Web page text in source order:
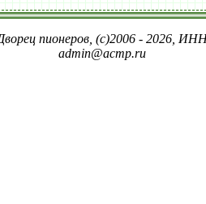
пионеров, (c)2006 - 2026,
admin@acmp.ru